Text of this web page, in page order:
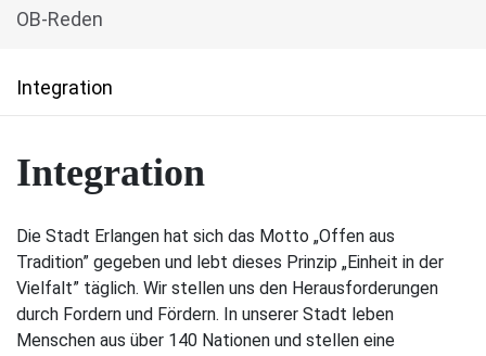
MEDIEN
OB-Reden
Integration
Ausgleich
Leben
Soziales Miteinander
Kinder, Jugendliche & Familien
Integration
Die Stadt Erlangen hat sich das Motto „Offen aus
Tradition” gegeben und lebt dieses Prinzip „Einheit in der
Vielfalt” täglich. Wir stellen uns den Herausforderungen
durch Fordern und Fördern. In unserer Stadt leben
Menschen aus über 140 Nationen und stellen eine